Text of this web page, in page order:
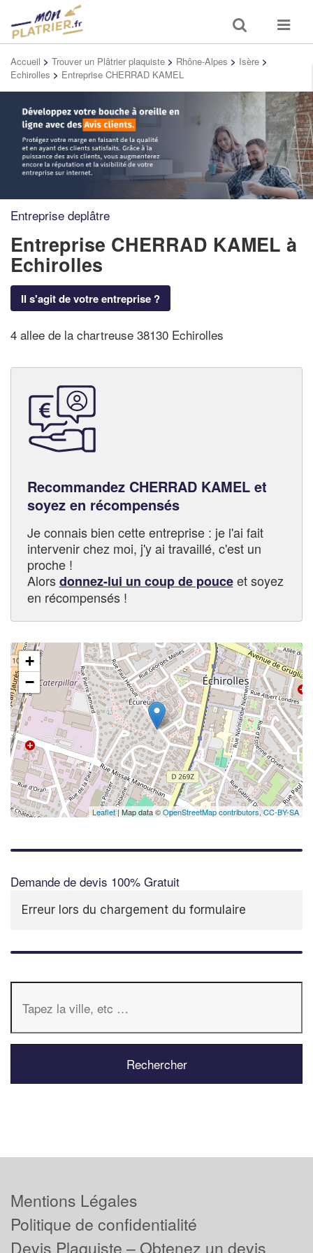
Toggle
search
Toggle
Accueil > Trouver un Plâtrier plaquiste > Rhône-Alpes > Isère >
Echirolles > Entreprise CHERRAD KAMEL
Entreprise deplâtre
Entreprise CHERRAD KAMEL à
Echirolles
Il s'agit de votre entreprise ?
4 allee de la chartreuse 38130 Echirolles
Recommandez CHERRAD KAMEL et
soyez en récompensés
Je connais bien cette entreprise : je l'ai fait
intervenir chez moi, j'y ai travaillé, c'est un
proche !
Alorsdonnez-lui un coup de pouceet soyez
en récompensés !
+
−
Leaflet| Map data ©OpenStreetMap contributors,CC-BY-SA
Demande de devis 100% Gratuit
Erreur lors du chargement du formulaire
Mentions Légales
Politique de confidentialité
Devis Plaquiste – Obtenez un devis